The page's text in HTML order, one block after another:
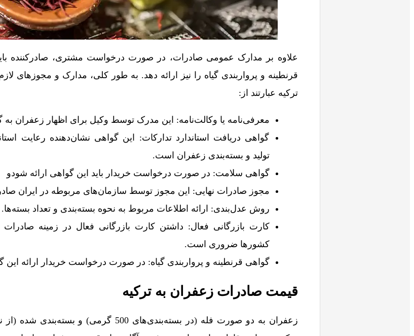
علاوه بر مدارک عمومی صادرات، در صورت درخواست مشتری، صادرکننده
قرنطینه و پرواربندی گیاه را نیز ارائه دهد. به طور کلی، مدارک و مجوزهای
ترکیه عبارتند از:
معرفی‌نامه یا وکالت‌نامه: این مدرک توسط وکیل برای اظهار زعفران
گواهی دریافت استاندارد تدارکات: این گواهی نشان‌دهنده رعایت
تولید و بسته‌بندی زعفران است.
گواهی سلامت: در صورت درخواست خریدار باید این گواهی ارائه شودو
مجوز صادرات نهایی: این مجوز توسط سازمان‌های مربوطه در ایران
روش عدل‌بندی: ارائه اطلاعات مربوط به نحوه بسته‌بندی و تعداد بسته‌ها.
کارت بازرگانی فعال: داشتن کارت بازرگانی فعال در زمینه صادرات
کشورها ضروری است.
گواهی قرنطینه و پرواربندی گیاه: در صورت درخواست خریدار ارائه
قیمت صادرات زعفران به ترکیه
زعفران به دو صورت فله (در بسته‌بندی‌های 500